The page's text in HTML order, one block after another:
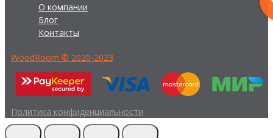
О компании
Блог
Контакты
WoodRoom © 2020-2023
Политика конфиденциальности